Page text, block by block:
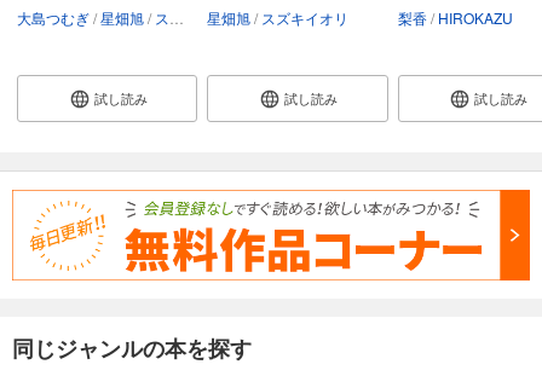
大島つむぎ 星畑旭 スズキイオリ
試し読み
星畑旭 スズキイオリ
試し読み
梨香 HIROKAZU
試し読み
同じジャンルの本を探す